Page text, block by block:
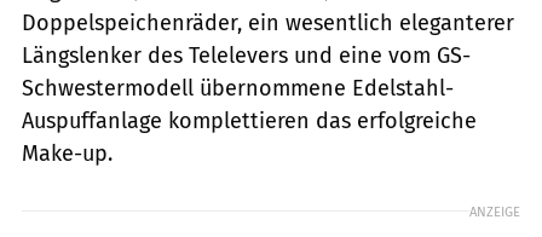
Doppelspeichenräder, ein wesentlich eleganterer
Längslenker des Telelevers und eine vom GS-
Schwestermodell übernommene Edelstahl-
Auspuffanlage komplettieren das erfolgreiche
Make-up.
ANZEIGE